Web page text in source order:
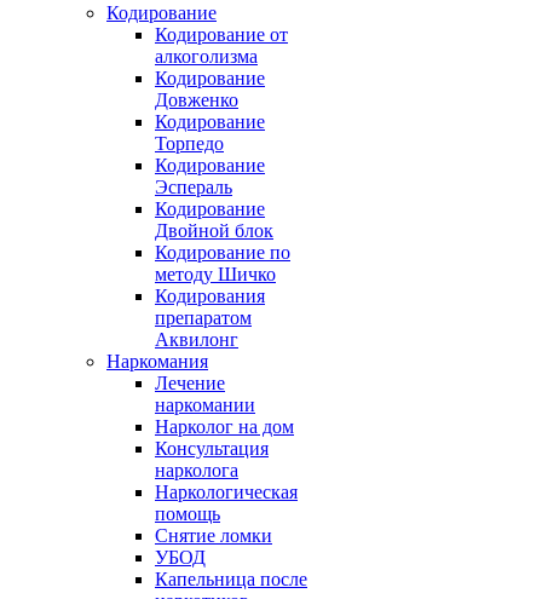
Кодирование
Кодирование от
алкоголизма
Кодирование
Довженко
Кодирование
Торпедо
Кодирование
Эспераль
Кодирование
Двойной блок
Кодирование по
методу Шичко
Кодирования
препаратом
Аквилонг
Наркомания
Лечение
наркомании
Нарколог на дом
Консультация
нарколога
Наркологическая
помощь
Снятие ломки
УБОД
Капельница после